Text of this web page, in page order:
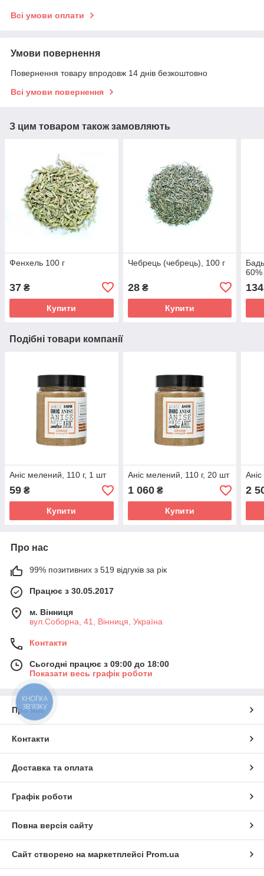
Всі умови оплати
Умови повернення
Повернення товару впродовж 14 днів безкоштовно
Всі умови повернення
З цим товаром також замовляють
Фенхель 100 г
37 ₴
Купити
Чебрець (чебрець), 100 г
28₴
Купити
60%
134
Подібні товари компанії
Аніс мелений, 110 г, 1 шт
59 ₴
Купити
Аніс мелений, 110 г, 20 шт
1 060₴
Купити
2
Про нас
99% позитивних з 519 відгуків за рік
Працює з 30.05.2017
м. Вінниця
вул.Соборна, 41, Вінниця, Україна
Контакти
Сьогодні працює з 09:00 до 18:00
Показати весь графік роботи
Про нас
Контакти
Доставка та оплата
Графік роботи
Повна версія сайту
Сайт створено на маркетплейсі Prom.ua
КНОПКА
ЗВ'ЯЗКУ